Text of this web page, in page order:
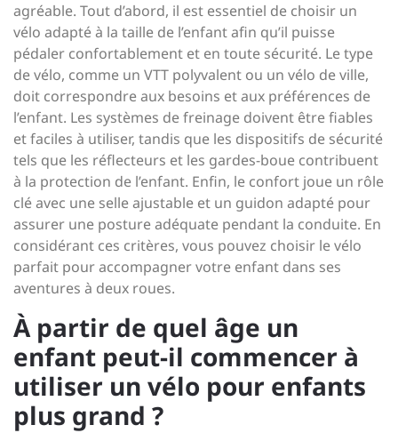
agréable. Tout d’abord, il est essentiel de choisir un
vélo adapté à la taille de l’enfant afin qu’il puisse
pédaler confortablement et en toute sécurité. Le type
de vélo, comme un VTT polyvalent ou un vélo de ville,
doit correspondre aux besoins et aux préférences de
l’enfant. Les systèmes de freinage doivent être fiables
et faciles à utiliser, tandis que les dispositifs de sécurité
tels que les réflecteurs et les gardes-boue contribuent
à la protection de l’enfant. Enfin, le confort joue un rôle
clé avec une selle ajustable et un guidon adapté pour
assurer une posture adéquate pendant la conduite. En
considérant ces critères, vous pouvez choisir le vélo
parfait pour accompagner votre enfant dans ses
aventures à deux roues.
À partir de quel âge un
enfant peut-il commencer à
utiliser un vélo pour enfants
plus grand ?